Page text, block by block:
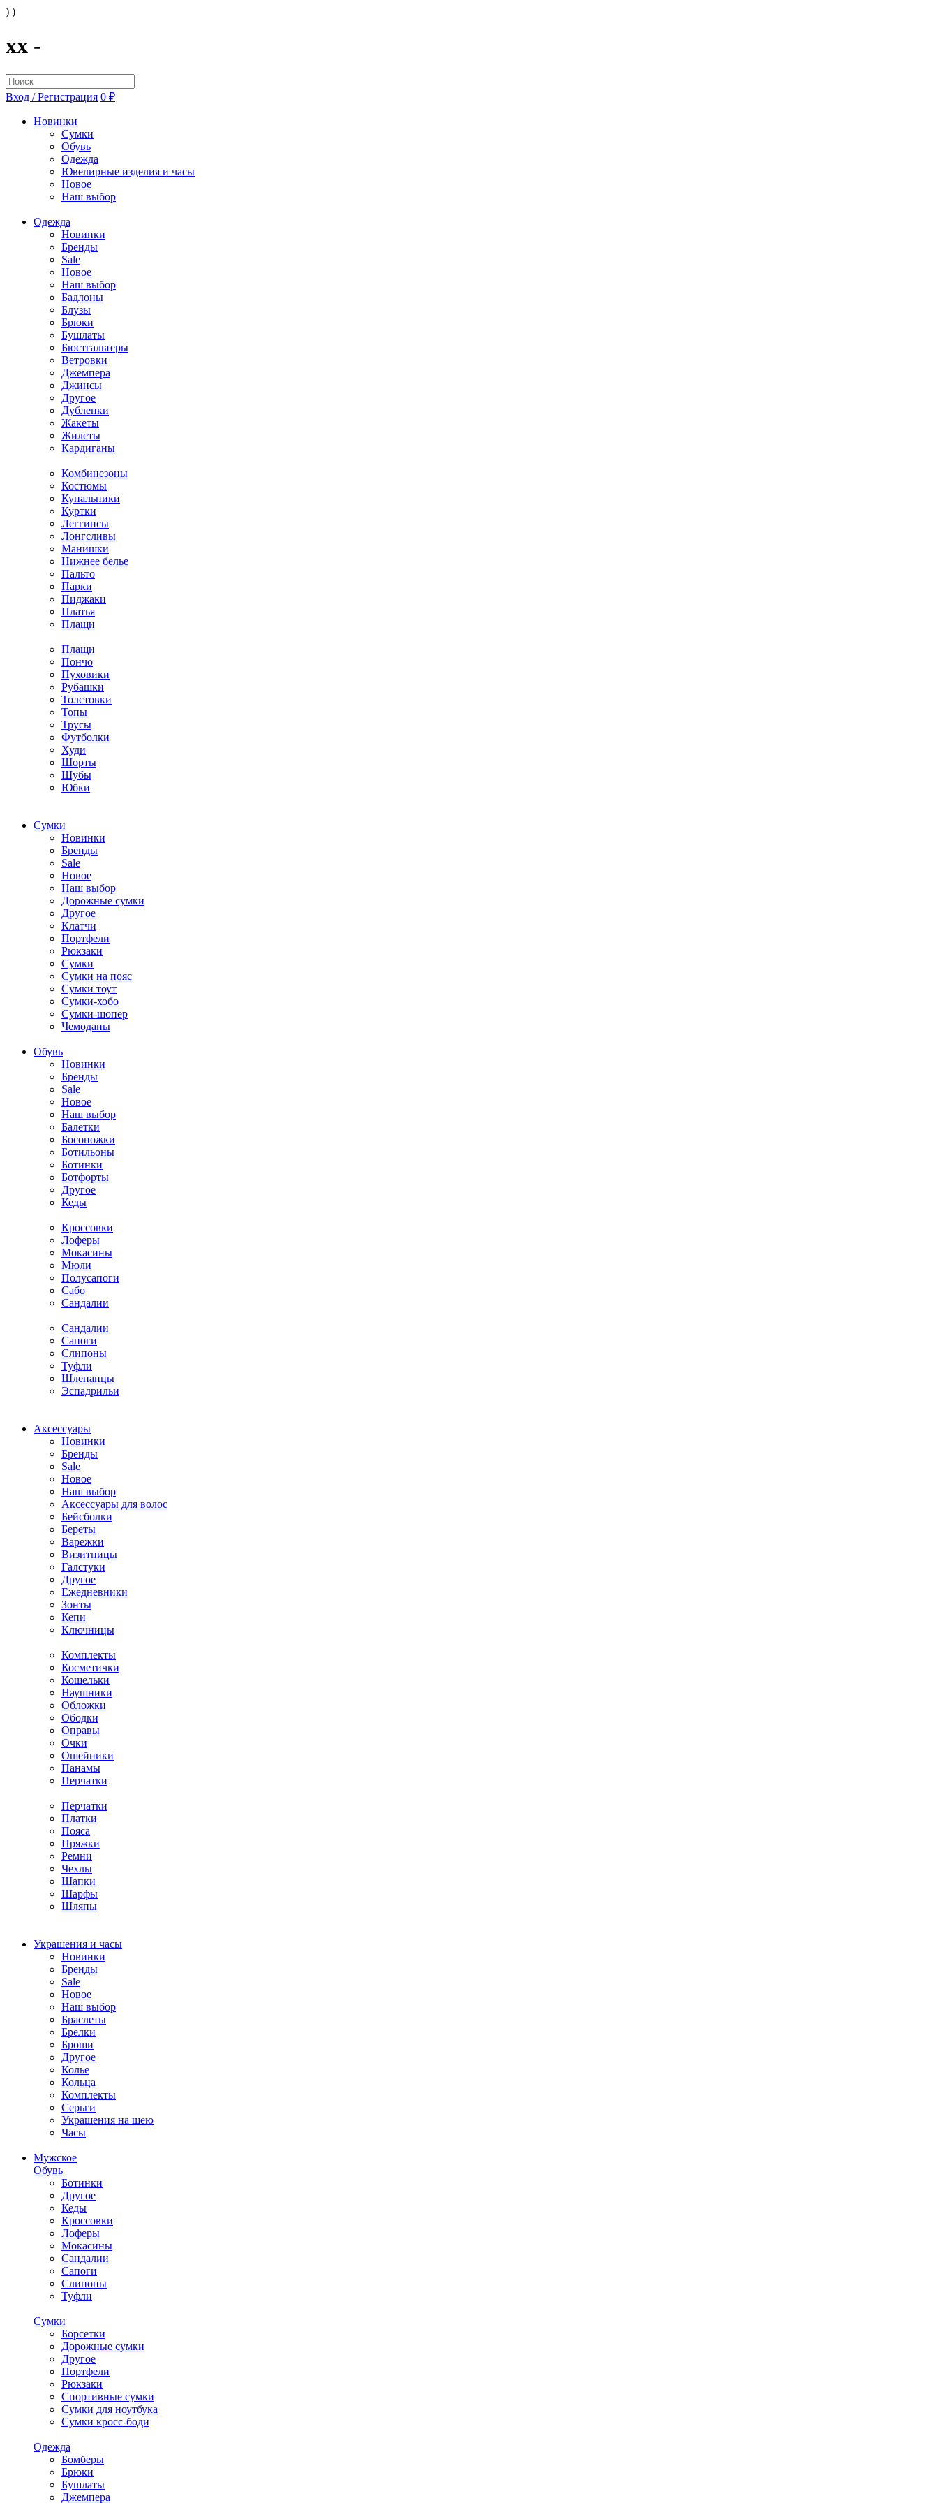
) )
xx -
Вход / Регистрация 0 ₽
Новинки
Сумки
Обувь
Одежда
Ювелирные изделия и часы
Новое
Наш выбор
Одежда
Новинки
Бренды
Sale
Новое
Наш выбор
Бадлоны
Блузы
Брюки
Бушлаты
Бюстгальтеры
Ветровки
Джемпера
Джинсы
Другое
Дубленки
Жакеты
Жилеты
Кардиганы
Комбинезоны
Костюмы
Купальники
Куртки
Леггинсы
Лонгсливы
Манишки
Нижнее белье
Пальто
Парки
Пиджаки
Платья
Плащи
Плащи
Пончо
Пуховики
Рубашки
Толстовки
Топы
Трусы
Футболки
Худи
Шорты
Шубы
Юбки
Cумки
Новинки
Бренды
Sale
Новое
Наш выбор
Дорожные сумки
Другое
Клатчи
Портфели
Рюкзаки
Сумки
Сумки на пояс
Сумки тоут
Сумки-хобо
Сумки-шопер
Чемоданы
Обувь
Новинки
Бренды
Sale
Новое
Наш выбор
Балетки
Босоножки
Ботильоны
Ботинки
Ботфорты
Другое
Кеды
Кроссовки
Лоферы
Мокасины
Мюли
Полусапоги
Сабо
Сандалии
Сандалии
Сапоги
Слипоны
Туфли
Шлепанцы
Эспадрильи
Аксессуары
Новинки
Бренды
Sale
Новое
Наш выбор
Аксессуары для волос
Бейсболки
Береты
Варежки
Визитницы
Галстуки
Другое
Ежедневники
Зонты
Кепи
Ключницы
Комплекты
Косметички
Кошельки
Наушники
Обложки
Ободки
Оправы
Очки
Ошейники
Панамы
Перчатки
Перчатки
Платки
Пояса
Пряжки
Ремни
Чехлы
Шапки
Шарфы
Шляпы
Украшения и часы
Новинки
Бренды
Sale
Новое
Наш выбор
Браслеты
Брелки
Броши
Другое
Колье
Кольца
Комплекты
Серьги
Украшения на шею
Часы
Мужское
Обувь
Ботинки
Другое
Кеды
Кроссовки
Лоферы
Мокасины
Сандалии
Сапоги
Слипоны
Туфли
Сумки
Борсетки
Дорожные сумки
Другое
Портфели
Рюкзаки
Спортивные сумки
Сумки для ноутбука
Сумки кросс-боди
Одежда
Бомберы
Брюки
Бушлаты
Джемпера